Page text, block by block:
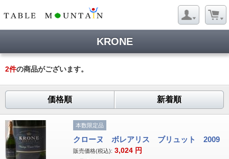
KRONE
2件の商品がございます。
価格順 新着順
本数限定品
クローヌ ボレアリス ブリュット 2009
販売価格(税込): 3,024 円